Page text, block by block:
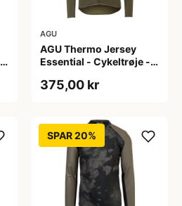
AGU
AGU Thermo Jersey
Essential - Cykeltrøje -
XL
375,00 kr
SPAR 20%